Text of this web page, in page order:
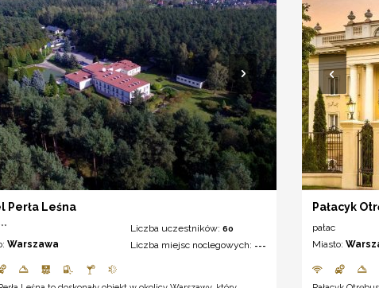
Perła Leśna
Warszawa
Liczba uczestników:60
Liczba miejsc noclegowych: ---
Pałacyk
pałac
Miasto: